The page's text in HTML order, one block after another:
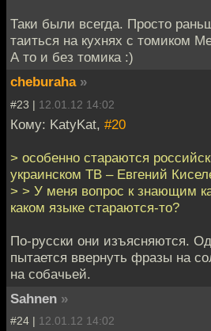
Таки были всегда. Просто
таиться на кухнях с томиком
А то и без томика :)
cheburaha »
#23 | 12.01.12 14:02
Кому: KatyKat, #20
> особенно стараются
украинском ТВ – Евгений
> > У меня вопрос к знающим
каком языке стараются-то?
По-русски они изъясняются.
пытается ввернуть фразы на
на собачьей.
Sahnen »
#24 | 12.01.12 14:02